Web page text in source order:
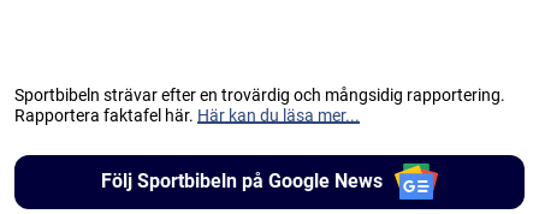
Sportbibeln strävar efter en trovärdig och mångsidig rapportering.
Rapportera faktafel här. Här kan du läsa mer...
Följ Sportbibeln på Google News